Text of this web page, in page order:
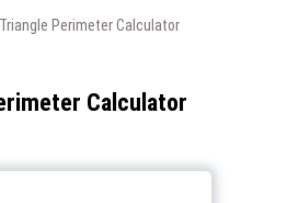
Triangle Perimeter Calculator
Calculator